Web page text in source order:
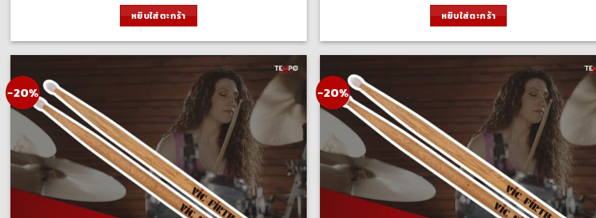
was:
650.00 ฿.
หยิบใส่ตะกร้า was:
650.00 ฿.
หยิบใส่ตะกร้า
-20% -20%